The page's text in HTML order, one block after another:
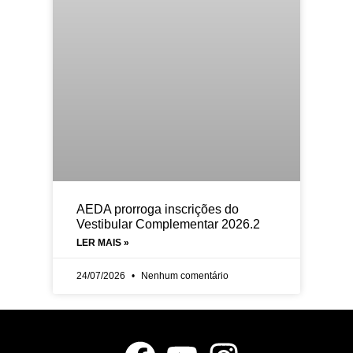
AEDA prorroga inscrições do
Vestibular Complementar 2026.2
LER MAIS »
24/07/2026 Nenhum comentário